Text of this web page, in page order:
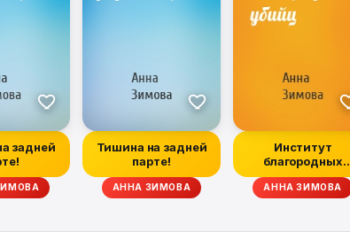
ЮЛИЯ ЕВГРАФОВА, НАРИНЭ АБГАРЯН, ЛАРИСА
задней
Тишина на задней
парте!
АННА ЗИМОВА
Институт
благородных
убийц
АННА ЗИМОВА
РОДИОНОВ, АННА ЗИМОВА, ВИКТОРИЯ МЕДВЕДЕВА,